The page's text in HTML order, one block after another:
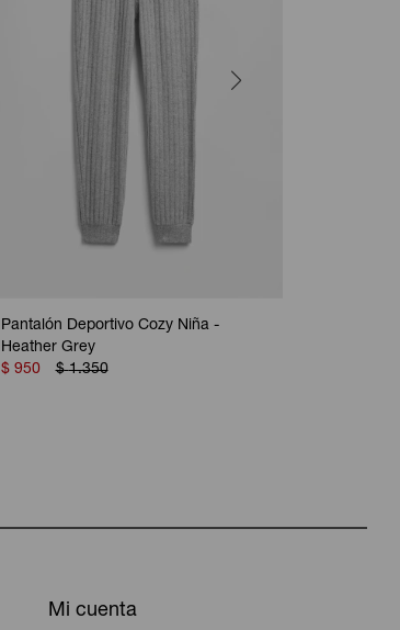
Pantalón Deportivo Cozy Niña -
Heather Grey
$ 950 $ 1.350
Mi cuenta